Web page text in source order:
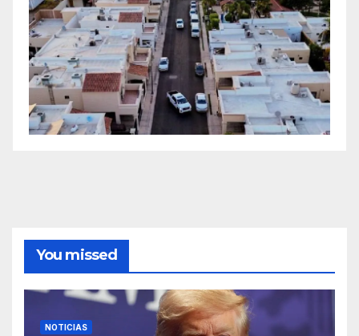
You missed
NOTICIAS